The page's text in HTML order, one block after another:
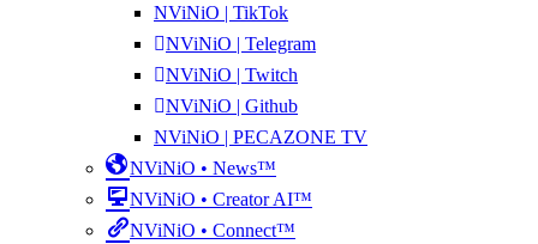
NViNiO | TikTok
NViNiO | Telegram
NViNiO | Twitch
NViNiO | Github
NViNiO | PECAZONE TV
NViNiO • News™
NViNiO • Creator AI™
NViNiO • Connect™